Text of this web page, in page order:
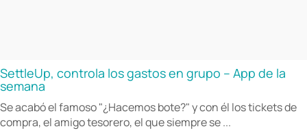
SettleUp, controla los gastos en grupo – App de la
semana
Se acabó el famoso "¿Hacemos bote?" y con él los tickets de
compra, el amigo tesorero, el que siempre se ...